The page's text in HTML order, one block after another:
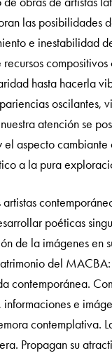
las
e inestabilidad
hasta hacerla
oscilantes,
atención se
aspecto
a la pura
poéticas
de la imágenes en
del
contemporánea.
e
contemplativa.
Propagan su